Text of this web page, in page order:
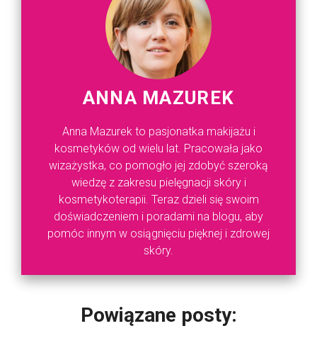
ANNA MAZUREK
Anna Mazurek to pasjonatka makijażu i
kosmetyków od wielu lat. Pracowała jako
wizażystka, co pomogło jej zdobyć szeroką
wiedzę z zakresu pielęgnacji skóry i
kosmetykoterapii. Teraz dzieli się swoim
doświadczeniem i poradami na blogu, aby
pomóc innym w osiągnięciu pięknej i zdrowej
skóry.
Powiązane posty: